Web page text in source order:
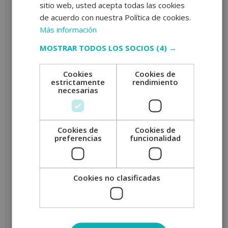
No hay valoraciones aún.
FORMATIVAS GARANTIZADAS-”
Tu valoración*
Correo electrónico*
sitio web, usted acepta todas las cookies
de acuerdo con nuestra Política de cookies.
Más información
MOSTRAR TODOS LOS SOCIOS (4) →
Cookies
estrictamente
necesarias
Cookies de
rendimiento
Cookies de
preferencias
Cookies de
funcionalidad
Cookies no clasificadas